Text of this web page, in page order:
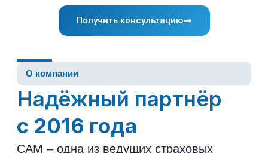
Получить консультацию
О компании
Надёжный партнёр
с 2016 года
САМ – одна из ведущих страховых